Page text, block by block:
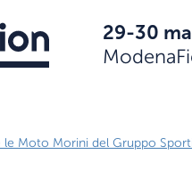
29-30
Moto Morini del Gruppo